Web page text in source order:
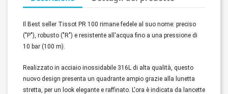
Il Best seller Tissot PR 100 rimane fedele al suo nome: preciso
("P"), robusto ("R") e resistente all'acqua fino a una pressione di
10 bar (100 m).
Realizzato in acciaio inossidabile 316L di alta qualità, questo
nuovo design presenta un quadrante ampio grazie alla lunetta
stretta, per un look elegante e raffinato. L'ora è indicata da lancette